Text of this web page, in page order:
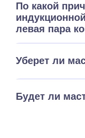
По какой
левая пара
Уберет ли
Будет ли